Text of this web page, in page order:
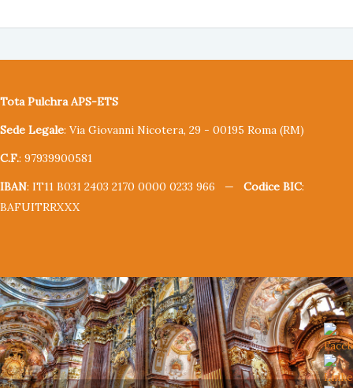
Tota Pulchra APS-ETS
Sede Legale: Via Giovanni Nicotera, 29 - 00195 Roma (RM)
C.F.: 97939900581
IBAN: IT11 B031 2403 2170 0000 0233 966 — Codice BIC:
BAFUITRRXXX